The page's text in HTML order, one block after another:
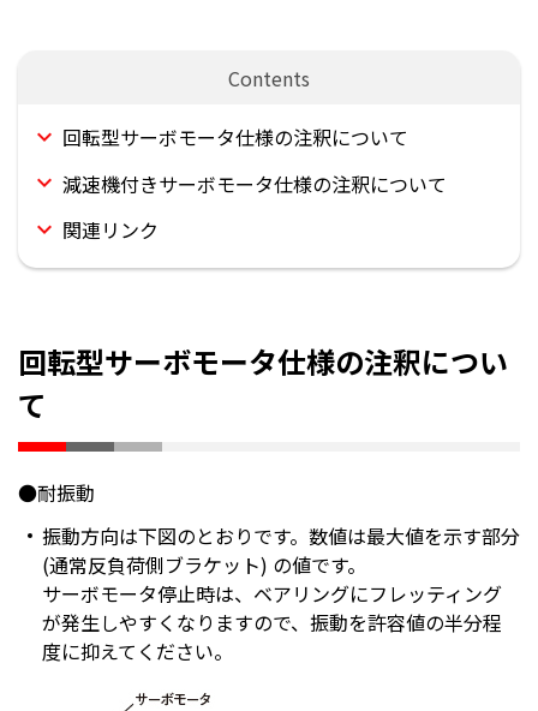
回転型サーボモータ仕様の注釈について
減速機付きサーボモータ仕様の注釈について
関連リンク
回転型サーボモータ仕様の注釈につい
て
●耐振動
振動方向は下図のとおりです。数値は最大値を示す部分
(通常反負荷側ブラケット) の値です。
サーボモータ停止時は、ベアリングにフレッティング
が発生しやすくなりますので、振動を許容値の半分程
度に抑えてください。